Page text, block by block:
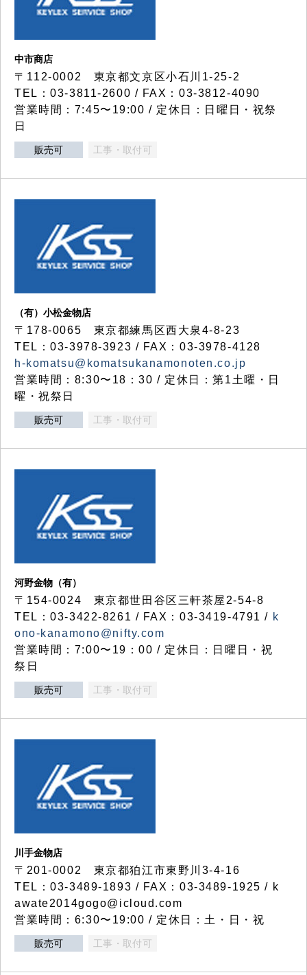
中市商店
〒112-0002 東京都文京区小石川1-25-2
TEL：03-3811-2600 / FAX：03-3812-4090
営業時間：7:45〜19:00 / 定休日：日曜日・祝祭
日
販売可 工事・取付可
（有）小松金物店
〒178-0065 東京都練馬区西大泉4-8-23
TEL：03-3978-3923 / FAX：03-3978-4128
h-komatsu@komatsukanamonoten.co.jp
営業時間：8:30〜18：30 / 定休日：第1土曜・日
曜・祝祭日
販売可 工事・取付可
河野金物（有）
〒154-0024 東京都世田谷区三軒茶屋2-54-8
TEL：03-3422-8261 / FAX：03-3419-4791 / k
ono-kanamono@nifty.com
営業時間：7:00〜19：00 / 定休日：日曜日・祝
祭日
販売可 工事・取付可
川手金物店
〒201-0002 東京都狛江市東野川3-4-16
TEL：03-3489-1893 / FAX：03-3489-1925 / k
awate2014gogo@icloud.com
営業時間：6:30〜19:00 / 定休日：土・日・祝
販売可 工事・取付可